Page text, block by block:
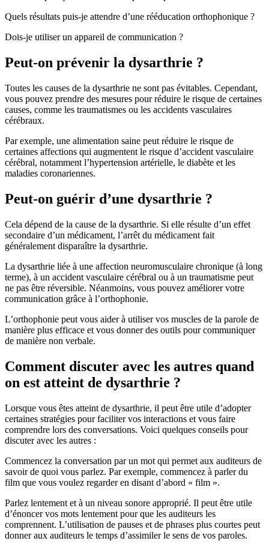
Quels résultats puis-je attendre d’une rééducation orthophonique ?
Dois-je utiliser un appareil de communication ?
Peut-on prévenir la dysarthrie ?
Toutes les causes de la dysarthrie ne sont pas évitables. Cependant,
vous pouvez prendre des mesures pour réduire le risque de certaines
causes, comme les traumatismes ou les accidents vasculaires
cérébraux.
Par exemple, une alimentation saine peut réduire le risque de
certaines affections qui augmentent le risque d’accident vasculaire
cérébral, notamment l’hypertension artérielle, le diabète et les
maladies coronariennes.
Peut-on guérir d’une dysarthrie ?
Cela dépend de la cause de la dysarthrie. Si elle résulte d’un effet
secondaire d’un médicament, l’arrêt du médicament fait
généralement disparaître la dysarthrie.
La dysarthrie liée à une affection neuromusculaire chronique (à long
terme), à un accident vasculaire cérébral ou à un traumatisme peut
ne pas être réversible. Néanmoins, vous pouvez améliorer votre
communication grâce à l’orthophonie.
L’orthophonie peut vous aider à utiliser vos muscles de la parole de
manière plus efficace et vous donner des outils pour communiquer
de manière non verbale.
Comment discuter avec les autres quand
on est atteint de dysarthrie ?
Lorsque vous êtes atteint de dysarthrie, il peut être utile d’adopter
certaines stratégies pour faciliter vos interactions et vous faire
comprendre lors des conversations. Voici quelques conseils pour
discuter avec les autres :
Commencez la conversation par un mot qui permet aux auditeurs de
savoir de quoi vous parlez. Par exemple, commencez à parler du
film que vous voulez regarder en disant d’abord « film ».
Parlez lentement et à un niveau sonore approprié. Il peut être utile
d’énoncer vos mots lentement pour que les auditeurs les
comprennent. L’utilisation de pauses et de phrases plus courtes peut
donner aux auditeurs le temps d’assimiler le sens de vos paroles.